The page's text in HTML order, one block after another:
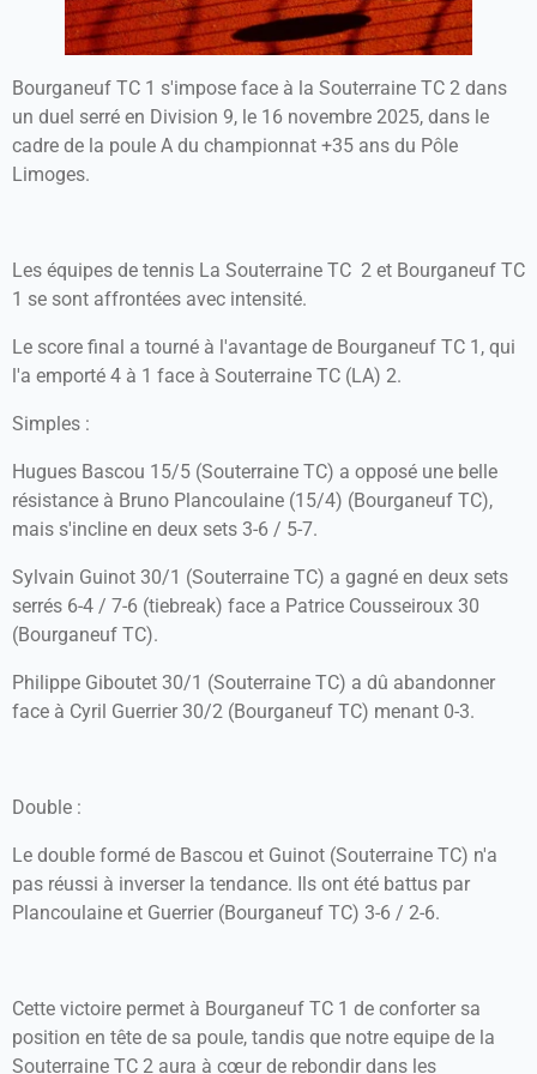
Bourganeuf TC 1 s'impose face à la Souterraine TC 2 dans
un duel serré en Division 9, le 16 novembre 2025, dans le
cadre de la poule A du championnat +35 ans du Pôle
Limoges.
Les équipes de tennis La Souterraine TC 2 et Bourganeuf TC
1 se sont affrontées avec intensité.
Le score final a tourné à l'avantage de Bourganeuf TC 1, qui
l'a emporté 4 à 1 face à Souterraine TC (LA) 2.
Simples :
Hugues Bascou 15/5 (Souterraine TC) a opposé une belle
résistance à Bruno Plancoulaine (15/4) (Bourganeuf TC),
mais s'incline en deux sets 3-6 / 5-7.
Sylvain Guinot 30/1 (Souterraine TC) a gagné en deux sets
serrés 6-4 / 7-6 (tiebreak) face a Patrice Cousseiroux 30
(Bourganeuf TC).
Philippe Giboutet 30/1 (Souterraine TC) a dû abandonner
face à Cyril Guerrier 30/2 (Bourganeuf TC) menant 0-3.
Double :
Le double formé de Bascou et Guinot (Souterraine TC) n'a
pas réussi à inverser la tendance. Ils ont été battus par
Plancoulaine et Guerrier (Bourganeuf TC) 3-6 / 2-6.
Cette victoire permet à Bourganeuf TC 1 de conforter sa
position en tête de sa poule, tandis que notre equipe de la
Souterraine TC 2 aura à cœur de rebondir dans les